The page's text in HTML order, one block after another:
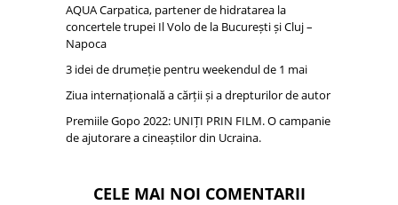
AQUA Carpatica, partener de hidratarea la
concertele trupei Il Volo de la București și Cluj –
Napoca
3 idei de drumeție pentru weekendul de 1 mai
Ziua internațională a cărții și a drepturilor de autor
Premiile Gopo 2022: UNIȚI PRIN FILM. O campanie
de ajutorare a cineaștilor din Ucraina.
CELE MAI NOI COMENTARII